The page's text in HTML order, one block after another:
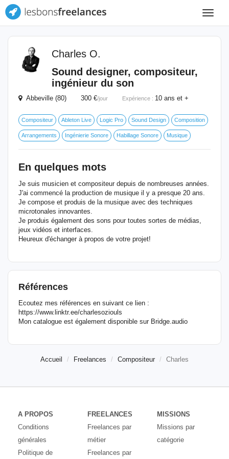
Toggle
Charles O.
Sound designer, compositeur,
ingénieur du son
Abbeville (80) 300 €/jour Expérience : 10 ans et +
Compositeur Ableton Live Logic Pro Sound Design Composition
Arrangements Ingénierie Sonore Habillage Sonore Musique
En quelques mots
Je suis musicien et compositeur depuis de nombreuses années.
J'ai commencé la production de musique il y a presque 20 ans.
Je compose et produis de la musique avec des techniques
microtonales innovantes.
Je produis également des sons pour toutes sortes de médias,
jeux vidéos et interfaces.
Heureux d'échanger à propos de votre projet!
Références
Ecoutez mes références en suivant ce lien :
https://www.linktr.ee/charlesoziouls
Mon catalogue est également disponible sur Bridge.audio
Accueil Freelances Compositeur Charles
A PROPOS
Conditions
générales
Politique de
FREELANCES
Freelances par
métier
Freelances par
MISSIONS
Missions par
catégorie